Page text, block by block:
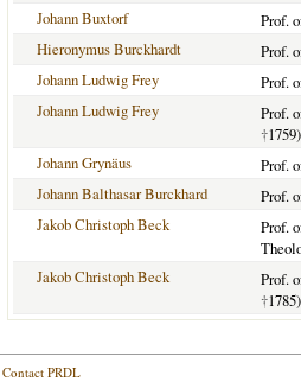
Johann Buxtorf
Prof.
Hieronymus Burckhardt
Prof.
Johann Ludwig Frey
Prof.
Johann Ludwig Frey
Prof.
†1759)
Johann Grynäus
Prof.
Johann Balthasar Burckhard
Prof.
Jakob Christoph Beck
Prof.
Jakob Christoph Beck
Prof.
†1785)
Contact PRDL